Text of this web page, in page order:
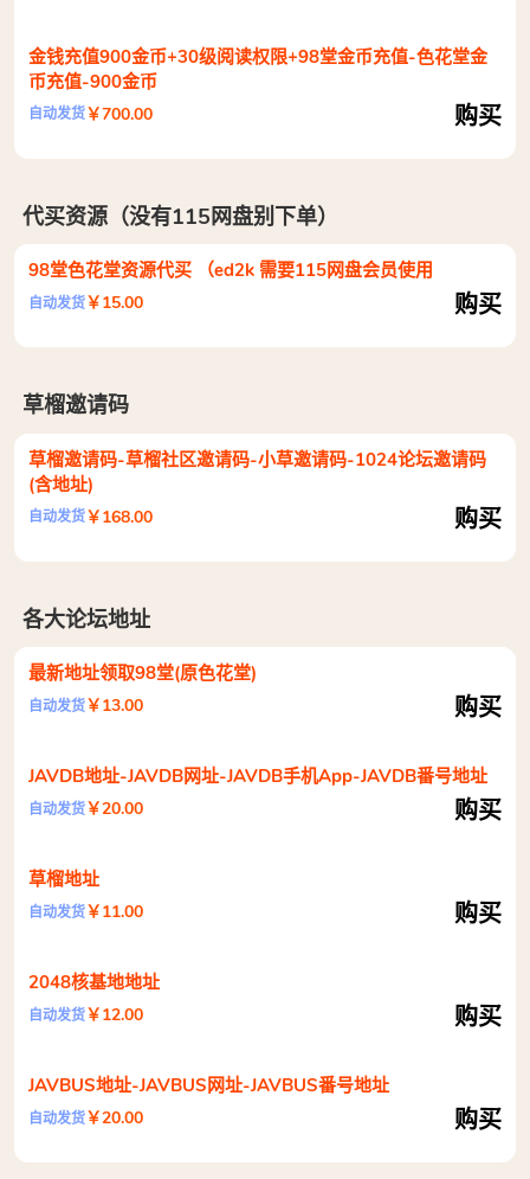
金钱充值900金币+30级阅读权限+98堂金币充值-色花堂金
币充值-900金币
自动发货￥700.00 购买
代买资源（没有115网盘别下单）
98堂色花堂资源代买 （ed2k 需要115网盘会员使用
自动发货￥15.00 购买
草榴邀请码
草榴邀请码-草榴社区邀请码-小草邀请码-1024论坛邀请码
(含地址)
自动发货￥168.00 购买
各大论坛地址
最新地址领取98堂(原色花堂)
自动发货￥13.00 购买
JAVDB地址-JAVDB网址-JAVDB手机App-JAVDB番号地址
自动发货￥20.00 购买
草榴地址
自动发货￥11.00 购买
2048核基地地址
自动发货￥12.00 购买
JAVBUS地址-JAVBUS网址-JAVBUS番号地址
自动发货￥20.00 购买